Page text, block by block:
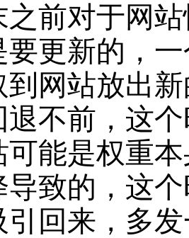
之前对于网
要更新的，
到网站放出
退不前，这
可能是权重
导致的，这
引回来，多